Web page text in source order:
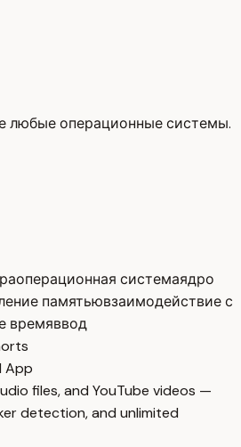
любые операционные системы.
операционная системаядро
памятьювзаимодействие с
времяввод
App
files, and YouTube videos —
detection, and unlimited